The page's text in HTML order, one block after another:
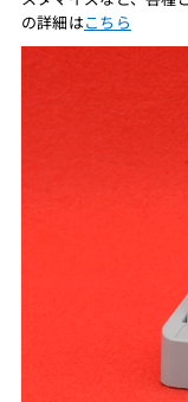
の詳細はこちら